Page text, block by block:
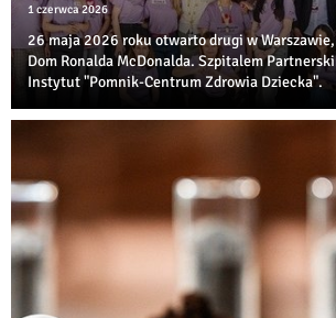
1 czerwca 2026
26 maja 2026 roku otwarto drugi w
Dom Ronalda McDonalda. Szpitalem
Instytut "Pomnik-Centrum Zdrowia Dziecka".